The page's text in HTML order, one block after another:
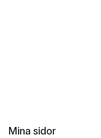
Mina sidor